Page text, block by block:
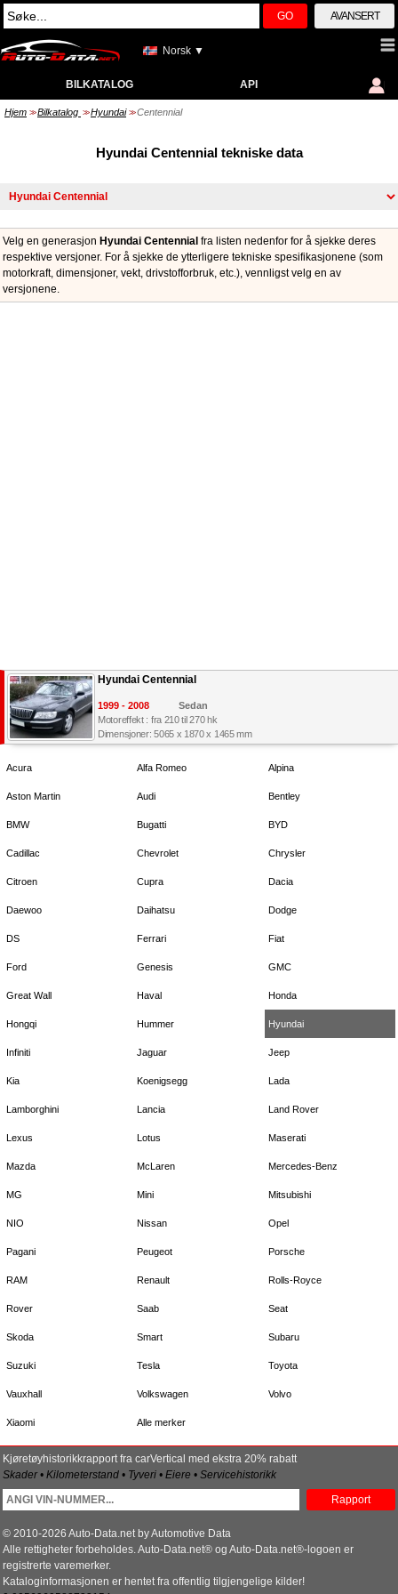
GO AVANSERT
Norsk ▼
BILKATALOG API
Hjem >> Bilkatalog >> Hyundai >> Centennial
Hyundai Centennial tekniske data
Velg en generasjon Hyundai Centennial fra listen nedenfor for å sjekke deres
respektive versjoner. For å sjekke de ytterligere tekniske spesifikasjonene (som
motorkraft, dimensjoner, vekt, drivstofforbruk, etc.), vennligst velg en av
versjonene.
Hyundai Centennial
1999 - 2008
Sedan
Motoreffekt : fra 210 til 270 hk
Dimensjoner: 5065 x 1870 x 1465 mm
Acura Alfa Romeo Alpina
Aston Martin Audi Bentley
BMW Bugatti BYD
Cadillac Chevrolet Chrysler
Citroen Cupra Dacia
Daewoo Daihatsu Dodge
DS Ferrari Fiat
Ford Genesis GMC
Great Wall Haval Honda
Hongqi Hummer Hyundai
Infiniti Jaguar Jeep
Kia Koenigsegg Lada
Lamborghini Lancia Land Rover
Lexus Lotus Maserati
Mazda McLaren Mercedes-Benz
MG Mini Mitsubishi
NIO Nissan Opel
Pagani Peugeot Porsche
RAM Renault Rolls-Royce
Rover Saab Seat
Skoda Smart Subaru
Suzuki Tesla Toyota
Vauxhall Volkswagen Volvo
Xiaomi Alle merker
Kjøretøyhistorikkrapport fra carVertical med ekstra 20% rabatt
Skader • Kilometerstand • Tyveri • Eiere • Servicehistorikk
Rapport
© 2010-2026 Auto-Data.net by Automotive Data
Alle rettigheter forbeholdes. Auto-Data.net® og Auto-Data.net®-logoen er
registrerte varemerker.
Kataloginformasjonen er hentet fra offentlig tilgjengelige kilder!